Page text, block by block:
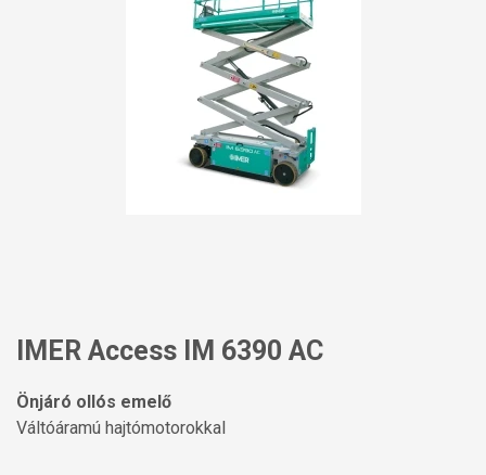
IMER Access IM 6390 AC
Önjáró ollós emelő
Váltóáramú hajtómotorokkal